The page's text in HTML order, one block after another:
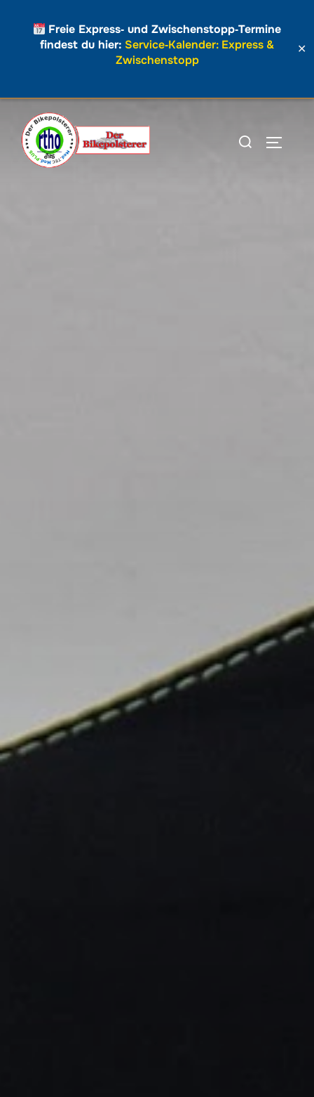
Inhalt
springen
Freie Express‑ und Zwischenstopp‑Termine
findest du hier: Service‑Kalender: Express &
Zwischenstopp
✕
Suchen